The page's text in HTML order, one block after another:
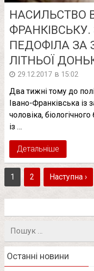
НАСИЛЬСТВО
ПЕДОФІЛА ЗА
ЛІТНЬОЇ
29.12.2017 в 15:02
Два тижні тому до
Івано-Франківська
чоловіка,
із …
Детальніше
1 2 Наступна ›
Пошук
Останні новини